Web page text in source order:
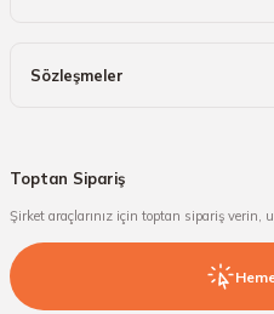
Sözleşmeler
Toptan Sipariş
Şirket araçlarınız için toptan sipariş verin,